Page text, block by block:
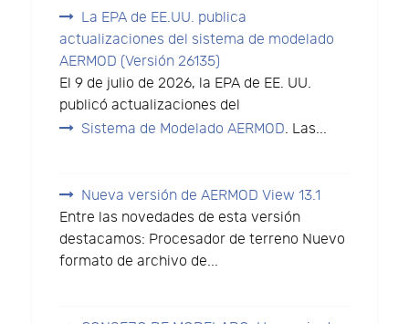
La EPA de EE.UU. publica
actualizaciones del sistema de modelado
AERMOD (Versión 26135)
El 9 de julio de 2026, la EPA de EE. UU.
publicó actualizaciones del
Sistema de Modelado AERMOD. Las...
Nueva versión de AERMOD View 13.1
Entre las novedades de esta versión
destacamos: Procesador de terreno Nuevo
formato de archivo de...